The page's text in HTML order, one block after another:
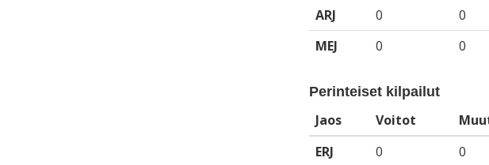
ARJ
0 0
MEJ
0 0
Perinteiset kilpailut
Jaos Voitot
ERJ
0 0